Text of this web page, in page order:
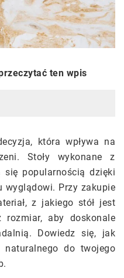
ten wpis
która wpływa na
Stoły wykonane z
się popularnością dzięki
wyglądowi. Przy zakupie
z jakiego stół jest
rozmiar, aby doskonale
Dowiedz się, jak
naturalnego do twojego